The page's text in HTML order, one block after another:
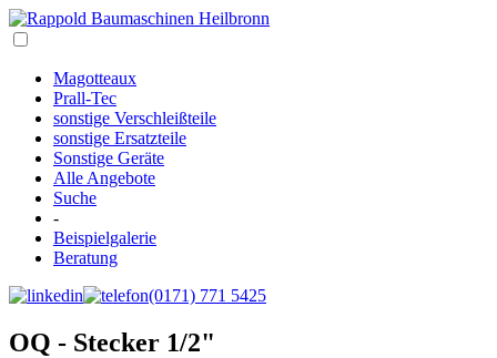
Magotteaux
Prall-Tec
sonstige Verschleißteile
sonstige Ersatzteile
Sonstige Geräte
Alle Angebote
Suche
-
Beispielgalerie
Beratung
(0171) 771 5425
OQ - Stecker 1/2"